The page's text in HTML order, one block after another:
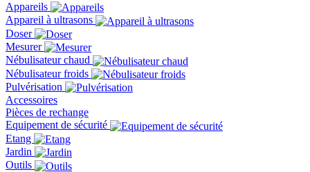
Appareils
Appareil à ultrasons
Doser
Mesurer
Nébulisateur chaud
Nébulisateur froids
Pulvérisation
Accessoires
Pièces de rechange
Equipement de sécurité
Etang
Jardin
Outils